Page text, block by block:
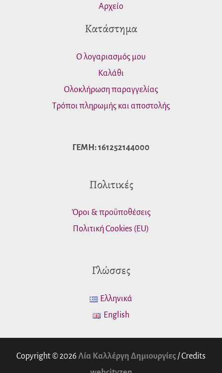
Αρχείο
Κατάστημα
Ο λογαριασμός μου
Καλάθι
Ολοκλήρωση παραγγελίας
Τρόποι πληρωμής και αποστολής
ΓΕΜΗ: 161252144000
Πολιτικές
Όροι & προϋποθέσεις
Πολιτική Cookies (EU)
Γλώσσες
Ελληνικά
English
Copyright © 2026 Λία Καλλέργη Δημιουργίες / Credits